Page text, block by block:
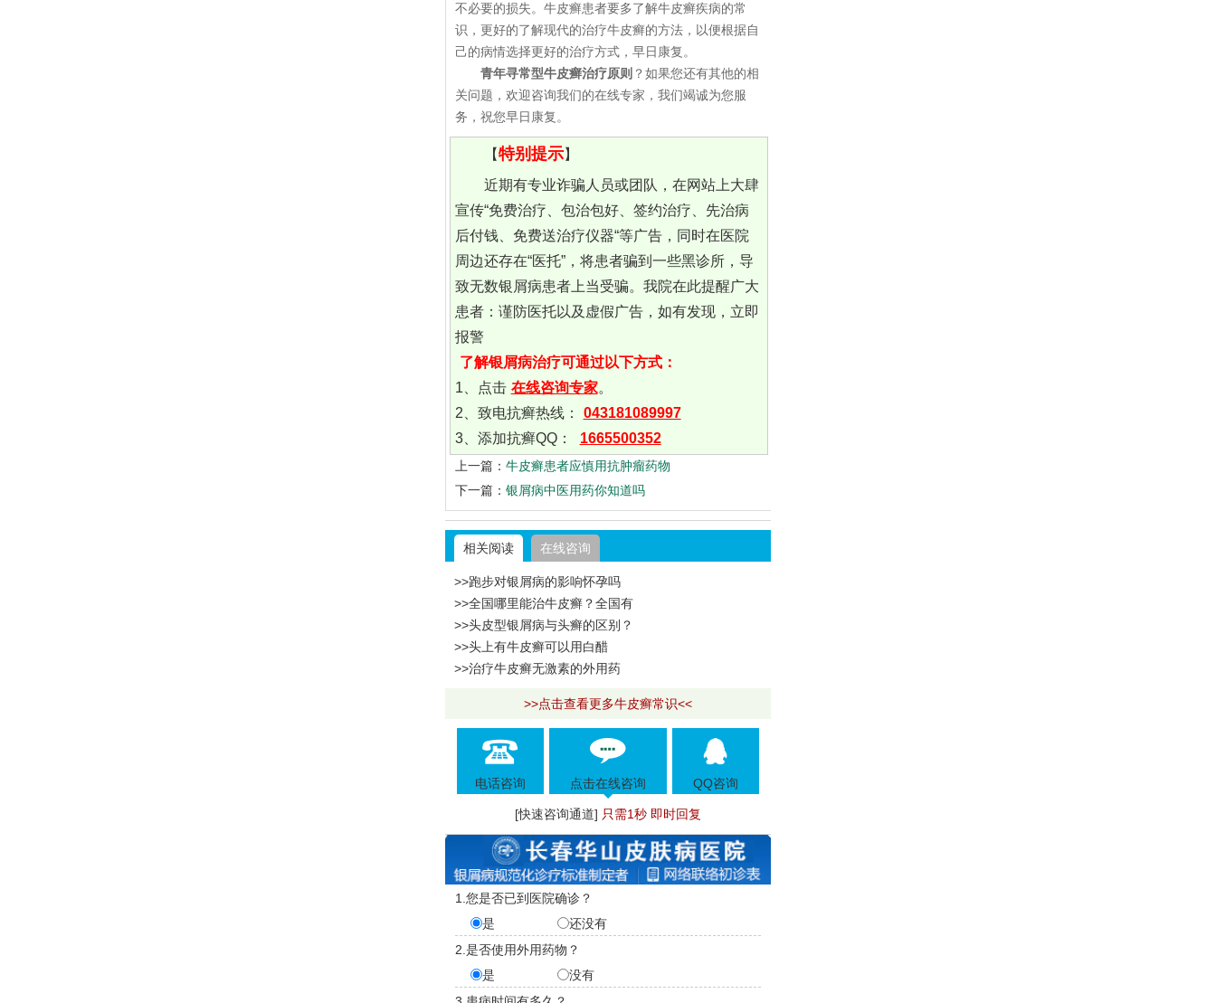
不必要的损失。牛皮癣患者要多了解牛皮癣疾病的常
识，更好的了解现代的治疗牛皮癣的方法，以便根据自
己的病情选择更好的治疗方式，早日康复。
青年寻常型牛皮癣治疗原则 ？如果您还有其他的相
关问题，欢迎咨询我们的在线专家，我们竭诚为您服
务，祝您早日康复。
【特别提示】
近期有专业诈骗人员或团队，在网站上大肆
宣传“免费治疗、包治包好、签约治疗、先治病
后付钱、免费送治疗仪器“等广告，同时在医院
周边还存在“医托”，将患者骗到一些黑诊所，导
致无数银屑病患者上当受骗。我院在此提醒广大
患者：谨防医托以及虚假广告，如有发现，立即
报警
了解银屑病治疗可通过以下方式：
1、点击 在线咨询专家。
2、致电抗癣热线：
043181089997
3、添加抗癣QQ：
1665500352
上一篇： 牛皮癣患者应慎用抗肿瘤药物
下一篇： 银屑病中医用药你知道吗
相关阅读 在线咨询
>>跑步对银屑病的影响怀孕吗
>>全国哪里能治牛皮癣？全国有
>>头皮型银屑病与头癣的区别？
>>头上有牛皮癣可以用白醋
>>治疗牛皮癣无激素的外用药
>>点击查看更多牛皮癣常识<<
电话咨询 点击在线咨询 QQ咨询
[快速咨询通道] 只需1秒 即时回复
1.您是否已到医院确诊？
是
还没有
2.是否使用外用药物？
是
没有